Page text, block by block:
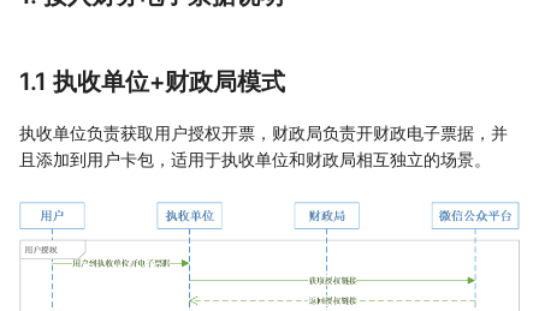
1.1 执收单位+财政局模式
执收单位负责获取用户授权开票，财政局负责开财政电子票据，并
且添加到用户卡包，适用于执收单位和财政局相互独立的场景。